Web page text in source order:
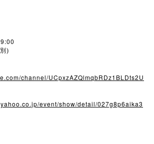
別)
channel/UCpxzAZQlmqbRDz1BLDts2U
event/show/detail/027g8p6aika3